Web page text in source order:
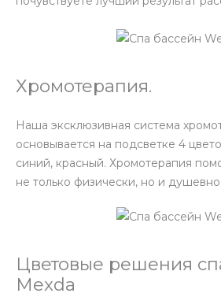
Хромотерапия.
Наша эксклюзивная система
основывается на подсветке 4
синий, красный. Хромотерапия
не только физически, но и душевно.
Цветовые решения
Mexda